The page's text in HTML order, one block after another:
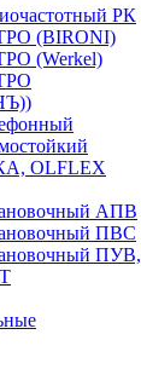
РК
(BIRONI)
(Werkel)
OLFLEX
АПВ
ПВС
ПУВ,